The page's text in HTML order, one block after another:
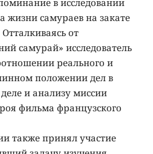
жизни самураев на закате
от
самурай» исследователь
реального и
положении дел в
и анализу миссии
фильма французского
также принял участие